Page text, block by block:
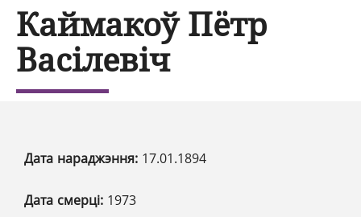
Каймакоў Пётр
Васілевіч
Дата нараджэння: 17.01.1894
Дата смерці: 1973